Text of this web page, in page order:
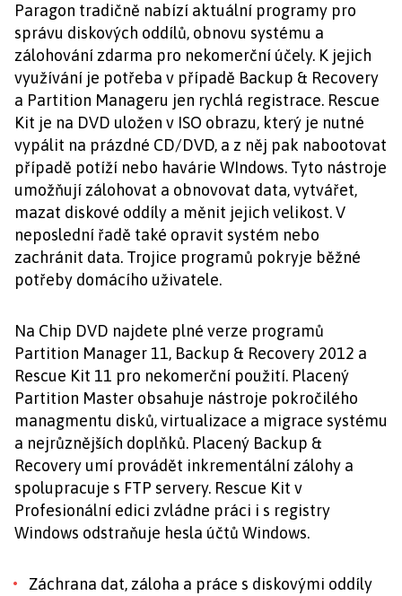
Paragon tradičně nabízí aktuální programy pro
správu diskových oddílů, obnovu systému a
zálohování zdarma pro nekomerční účely. K jejich
využívání je potřeba v případě Backup & Recovery
a Partition Manageru jen rychlá registrace. Rescue
Kit je na DVD uložen v ISO obrazu, který je nutné
vypálit na prázdné CD/DVD, a z něj pak nabootovat
případě potíží nebo havárie WIndows. Tyto nástroje
umožňují zálohovat a obnovovat data, vytvářet,
mazat diskové oddíly a měnit jejich velikost. V
neposlední řadě také opravit systém nebo
zachránit data. Trojice programů pokryje běžné
potřeby domácího uživatele.
Na Chip DVD najdete plné verze programů
Partition Manager 11, Backup & Recovery 2012 a
Rescue Kit 11 pro nekomerční použití. Placený
Partition Master obsahuje nástroje pokročilého
managmentu disků, virtualizace a migrace systému
a nejrůznějších doplňků. Placený Backup &
Recovery umí provádět inkrementální zálohy a
spolupracuje s FTP servery. Rescue Kit v
Profesionální edici zvládne práci i s registry
Windows odstraňuje hesla účtů Windows.
Záchrana dat, záloha a práce s diskovými oddíly